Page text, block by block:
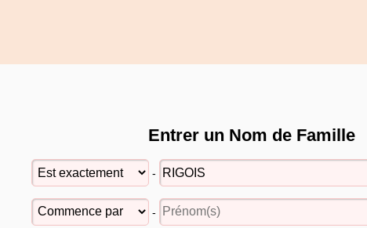
Entrer un Nom de Famille
-
-